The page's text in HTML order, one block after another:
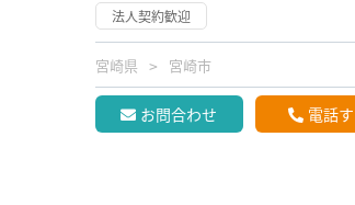
法人契約歓迎
宮崎県 宮崎市
お問合わせ 電話